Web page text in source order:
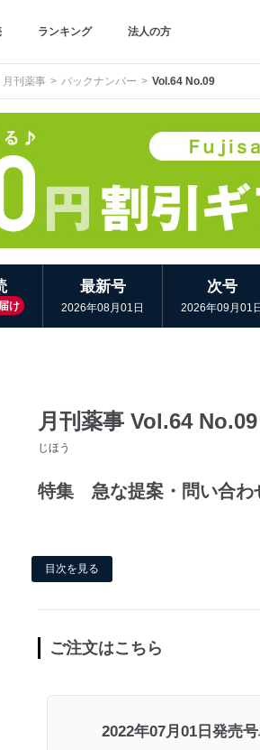
ランキング 法人の方
月刊薬事 バックナンバー Vol.64 No.09
け
最新号
2026年08月01日
次号
2026年09月01
月刊薬事 Vol.64
じほう
特集 急な提案・問い合わ
目次を見る
ご注文はこちら
2022年07月01日発売